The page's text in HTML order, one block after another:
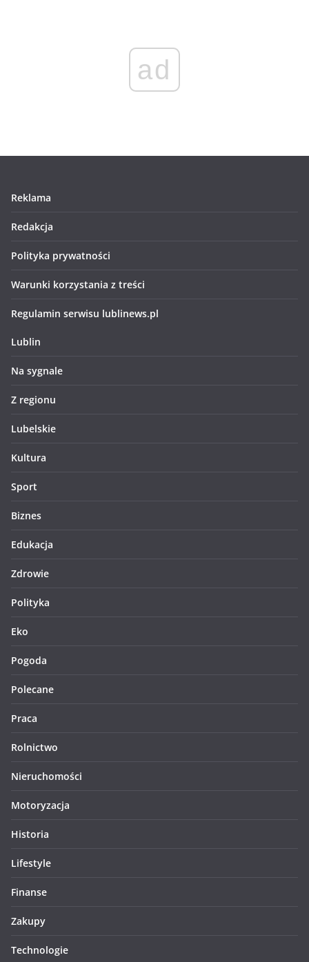
ad
Reklama
Redakcja
Polityka prywatności
Warunki korzystania z treści
Regulamin serwisu lublinews.pl
Lublin
Na sygnale
Z regionu
Lubelskie
Kultura
Sport
Biznes
Edukacja
Zdrowie
Polityka
Eko
Pogoda
Polecane
Praca
Rolnictwo
Nieruchomości
Motoryzacja
Historia
Lifestyle
Finanse
Zakupy
Technologie